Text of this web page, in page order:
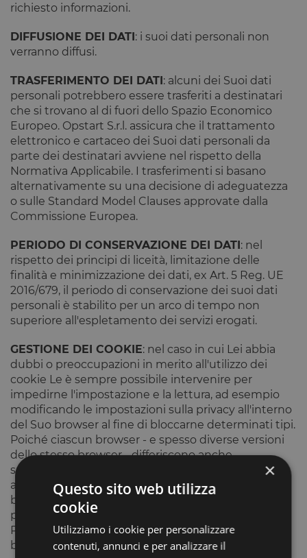
richiesto informazioni.
DIFFUSIONE DEI DATI: i suoi dati personali non
verranno diffusi.
TRASFERIMENTO DEI DATI: alcuni dei Suoi dati
personali potrebbero essere trasferiti a destinatari
che si trovano al di fuori dello Spazio Economico
Europeo. Opstart S.r.l. assicura che il trattamento
elettronico e cartaceo dei Suoi dati personali da
parte dei destinatari avviene nel rispetto della
Normativa Applicabile. I trasferimenti si basano
alternativamente su una decisione di adeguatezza
o sulle Standard Model Clauses approvate dalla
Commissione Europea.
PERIODO DI CONSERVAZIONE DEI DATI: nel
rispetto dei principi di liceità, limitazione delle
finalità e minimizzazione dei dati, ex Art. 5 Reg. UE
2016/679, il periodo di conservazione dei suoi dati
personali è stabilito per un arco di tempo non
superiore all'espletamento dei servizi erogati.
GESTIONE DEI COOKIE: nel caso in cui Lei abbia
dubbi o preoccupazioni in merito all'utilizzo dei
cookie Le è sempre possibile intervenire per
impedirne l'impostazione e la lettura, ad esempio
modificando le impostazioni sulla privacy all'interno
del Suo browser al fine di bloccarne determinati tipi.
Poiché ciascun browser - e spesso diverse versioni
dello stesso browser - differiscono anche
sensibilmente le une dalle altre se preferisce agire
autonomamente mediante le preferenze del Suo
browser può trovare informazioni dettagliate sulla
procedura necessaria nella guida del Suo browser.
Per una panoramica delle modalità di azione per i
browser più comuni, può visitare l'indirizzo
×
Questo sito web utilizza
cookie
Utilizziamo i cookie per personalizzare
contenuti, annunci e per analizzare il